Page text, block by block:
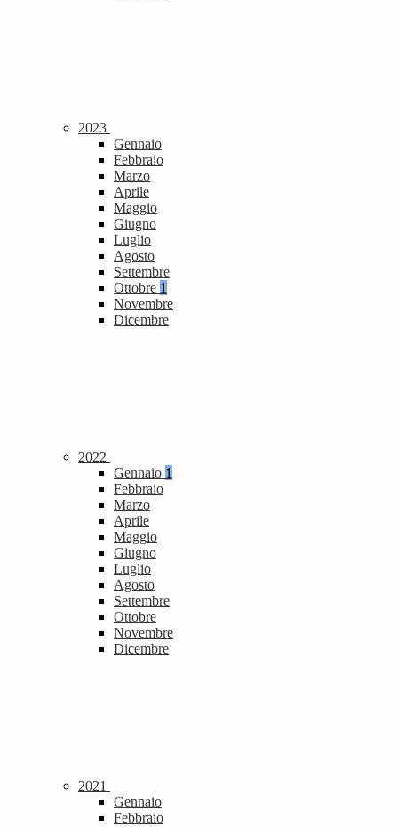
2023
Gennaio
Febbraio
Marzo
Aprile
Maggio
Giugno
Luglio
Agosto
Settembre
Ottobre 1
Novembre
Dicembre
2022
Gennaio 1
Febbraio
Marzo
Aprile
Maggio
Giugno
Luglio
Agosto
Settembre
Ottobre
Novembre
Dicembre
2021
Gennaio
Febbraio